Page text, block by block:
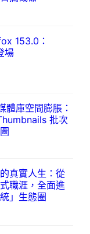
153.0：
場
體庫空間膨脹：
批次
真實人生：從
職涯，全面進
」生態圈